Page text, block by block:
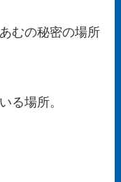
むの秘密の場所
る場所。